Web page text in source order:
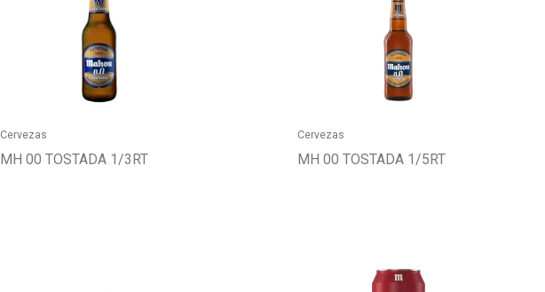
Cervezas
MH 00 TOSTADA 1/3RT
Cervezas
MH 00 TOSTADA 1/5RT